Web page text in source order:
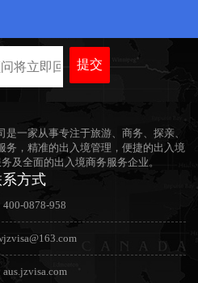
提交
一家从事专注于旅游、商务、探亲、
务，精准的出入境管理，便捷的出入境
及全面的出入境商务服务企业。
方式
400-0878-958
aus.jzvisa.com